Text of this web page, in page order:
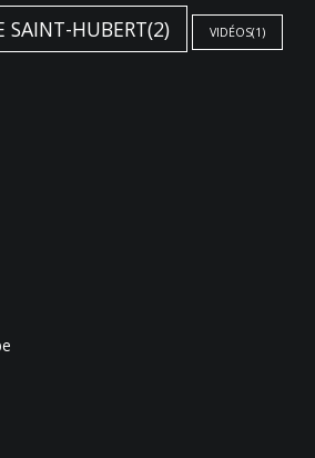
SAINT-HUBERT(2) VIDÉOS(1)